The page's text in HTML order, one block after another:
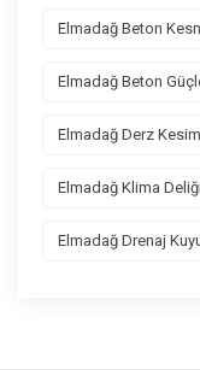
Elmadağ Beton
Elmadağ Beton
Elmadağ Derz Kesim
Elmadağ Klima
Elmadağ Drenaj